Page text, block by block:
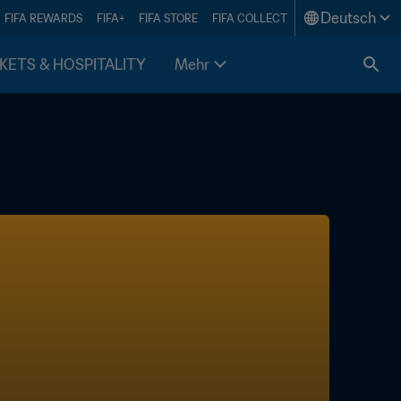
FIFA REWARDS FIFA+ FIFA STORE FIFA COLLECT Deutsch
& HOSPITALITY Mehr